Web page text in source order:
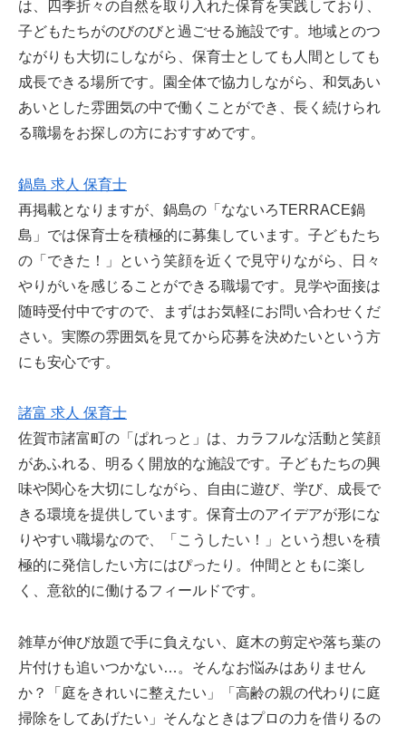
は、四季折々の自然を取り入れた保育を実践しており、
子どもたちがのびのびと過ごせる施設です。地域とのつ
ながりも大切にしながら、保育士としても人間としても
成長できる場所です。園全体で協力しながら、和気あい
あいとした雰囲気の中で働くことができ、長く続けられ
る職場をお探しの方におすすめです。
鍋島 求人 保育士
再掲載となりますが、鍋島の「なないろTERRACE鍋
島」では保育士を積極的に募集しています。子どもたち
の「できた！」という笑顔を近くで見守りながら、日々
やりがいを感じることができる職場です。見学や面接は
随時受付中ですので、まずはお気軽にお問い合わせくだ
さい。実際の雰囲気を見てから応募を決めたいという方
にも安心です。
諸富 求人 保育士
佐賀市諸富町の「ぱれっと」は、カラフルな活動と笑顔
があふれる、明るく開放的な施設です。子どもたちの興
味や関心を大切にしながら、自由に遊び、学び、成長で
きる環境を提供しています。保育士のアイデアが形にな
りやすい職場なので、「こうしたい！」という想いを積
極的に発信したい方にはぴったり。仲間とともに楽し
く、意欲的に働けるフィールドです。
雑草が伸び放題で手に負えない、庭木の剪定や落ち葉の
片付けも追いつかない…。そんなお悩みはありません
か？「庭をきれいに整えたい」「高齢の親の代わりに庭
掃除をしてあげたい」そんなときはプロの力を借りるの